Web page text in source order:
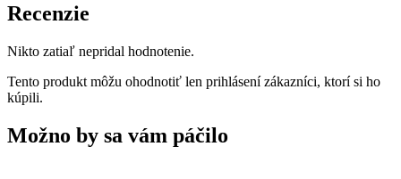
Recenzie
Nikto zatiaľ nepridal hodnotenie.
Tento produkt môžu ohodnotiť len prihlásení zákazníci, ktorí si ho
kúpili.
Možno by sa vám páčilo